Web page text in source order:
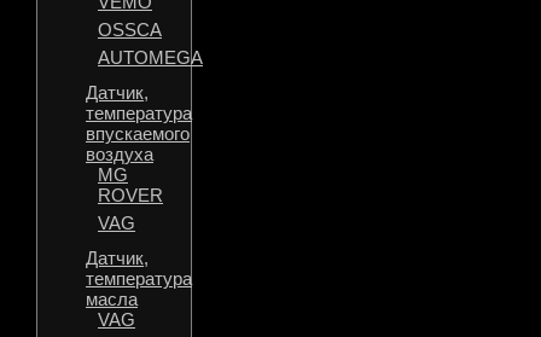
OSSCA
AUTOMEGA
Датчик,
температура
впускаемого
воздуха
MG
ROVER
VAG
Датчик,
температура
масла
VAG